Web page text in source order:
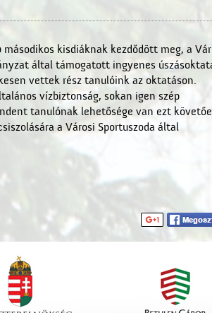
kisdiáknak kezdődött meg, a
által támogatott ingyenes
vettek rész tanulóink az oktatáson.
vízbiztonság, sokan igen szép
tanulónak lehetősége van ezt
a Városi Sportuszoda által